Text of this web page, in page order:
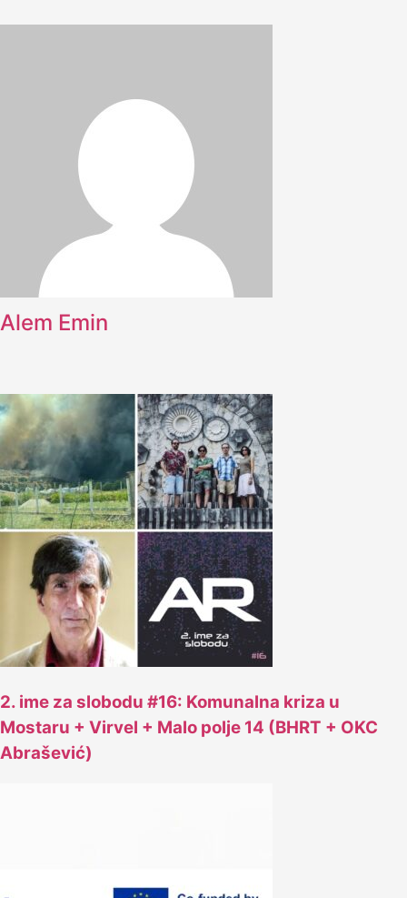
Alem Emin
2. ime za slobodu #16: Komunalna kriza u
Mostaru + Virvel + Malo polje 14 (BHRT + OKC
Abrašević)